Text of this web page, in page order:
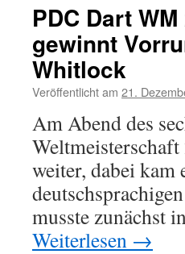
PDC Dart
gewinnt
Whitlock
Veröffentlicht am 21.
Am Abend des
weiter, dabei kam
musste zunächst
Weiterlesen →